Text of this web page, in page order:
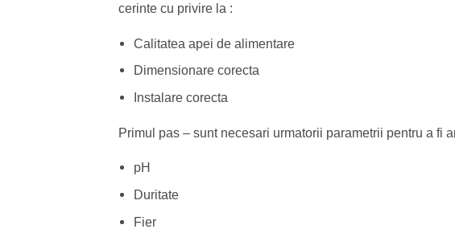
cerinte cu privire la :
Calitatea apei de alimentare
Dimensionare corecta
Instalare corecta
Primul pas – sunt necesari urmatorii parametrii pentru a fi
pH
Duritate
Fier